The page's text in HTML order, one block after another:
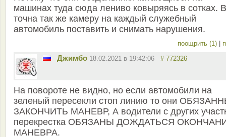
машинах туда сюда лениво ковыряясь в сотках.
точна так же камеру на каждый служебный
автомобиль поставить и снимать нарушения.
поощрить (1)
Джимбо 18.02.2021 в 19:42:06 # 772326
На повороте не видно, но если автомобили на
зеленый пересекли стоп линию то они
ЗАКОНЧИТЬ МАНЕВР, А водители с других
перекрестка ОБЯЗАНЫ ДОЖДАТЬСЯ
МАНЕВРА.